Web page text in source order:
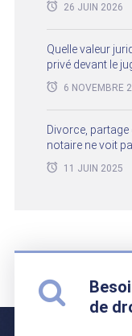
26 JUIN 2026
Quelle valeur
privé devant le
6 NOVEMBRE
Divorce,
notaire ne voit
11 JUIN 2025
de